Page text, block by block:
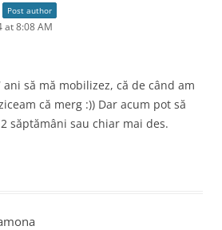
Post author
at 8:08 AM
să mă mobilizez, că de când am
că merg :)) Dar acum pot să
săptămâni sau chiar mai des.